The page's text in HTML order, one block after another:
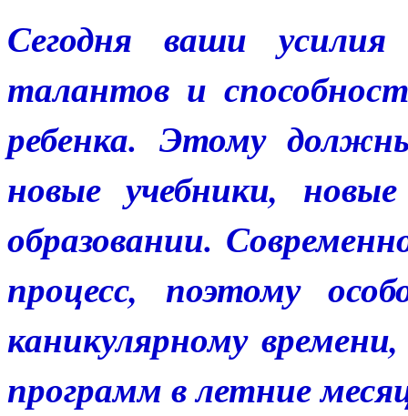
Сегодня ваши
талантов и
ребенка. Этому
новые учебники,
образовании.
процесс, поэтому
каникулярному
программ в летние